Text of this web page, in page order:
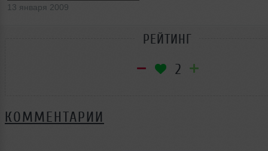
13 января 2009
РЕЙТИНГ
2
КОММЕНТАРИИ